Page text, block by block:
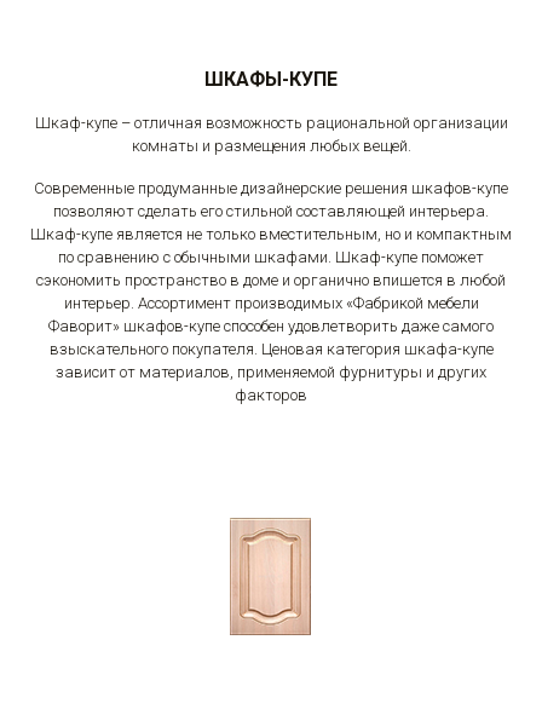
ШКАФЫ-КУПЕ
Шкаф-купе – отличная возможность рациональной организации
комнаты и размещения любых вещей.
Современные продуманные дизайнерские решения шкафов-купе
позволяют сделать его стильной составляющей интерьера.
Шкаф-купе является не только вместительным, но и компактным
по сравнению с обычными шкафами. Шкаф-купе поможет
сэкономить пространство в доме и органично впишется в любой
интерьер. Ассортимент производимых «Фабрикой мебели
Фаворит» шкафов-купе способен удовлетворить даже самого
взыскательного покупателя. Ценовая категория шкафа-купе
зависит от материалов, применяемой фурнитуры и других
факторов